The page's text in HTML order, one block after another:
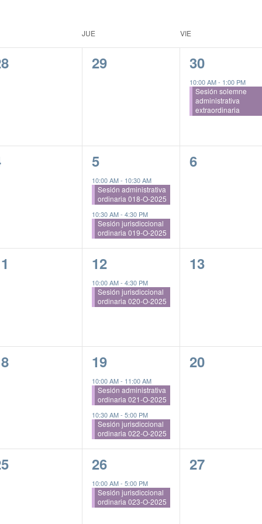
JUE VIE
0
29
1
evento,
30
10:00 AM- 1:00 PM
Sesión solemne
administrativa
extraordinaria
2
eventos,
5
10:00 AM- 10:30 AM
Sesión administrativa
ordinaria 018-O-2025
10:30 AM- 4:30 PM
Sesión jurisdiccional
ordinaria 019-O-2025
0
6
1
evento,
12
10:00 AM- 4:30 PM
Sesión jurisdiccional
ordinaria 020-O-2025
0
13
2
eventos,
19
10:00 AM- 11:00 AM
Sesión administrativa
ordinaria 021-O-2025
10:30 AM- 5:00 PM
Sesión jurisdiccional
ordinaria 022-O-2025
0
20
1
evento,
26
10:00 AM- 5:00 PM
Sesión jurisdiccional
ordinaria 023-O-2025
0
27